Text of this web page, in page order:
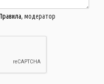
, модератор